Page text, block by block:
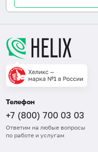
Телефон
+7 (800) 700 03 03
Ответим на любые вопросы
по работе и услугам